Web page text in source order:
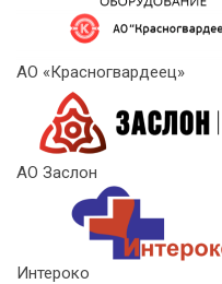
АО «Красногвардеец»
АО Заслон
Интероко